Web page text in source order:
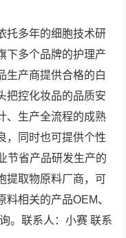
托多年的细胞技术研
下多个品牌的护理产
生产商提供合格的白
把控化妆品的品质安
、生产全流程的成熟
，同时也可提供个性
节省产品研发生产的
提取物原料厂商，可
相关的产品OEM、
。联系人：小赛 联系